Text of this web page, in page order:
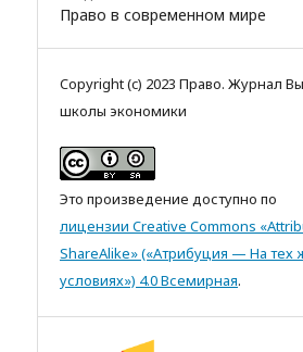
Право в современном мире
Copyright (c) 2023 Право. Журнал
школы экономики
Это произведение доступно по
лицензии Creative Commons
ShareAlike» («Атрибуция — На тех
условиях») 4.0 Всемирная.